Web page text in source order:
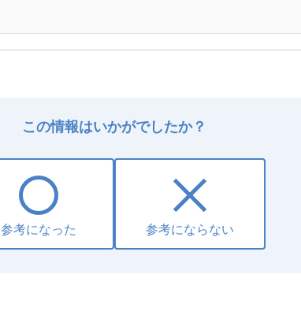
この情報はいかがでしたか？
参考になった 参考にならない